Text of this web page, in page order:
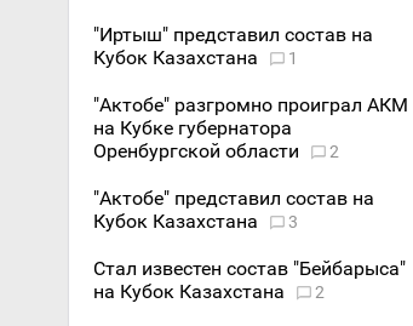
"Иртыш" представил состав на
Кубок Казахстана
1
"Актобе" разгромно проиграл АКМ
на Кубке губернатора
Оренбургской области
2
"Актобе" представил состав на
Кубок Казахстана
3
Стал известен состав "Бейбарыса"
на Кубок Казахстана
2